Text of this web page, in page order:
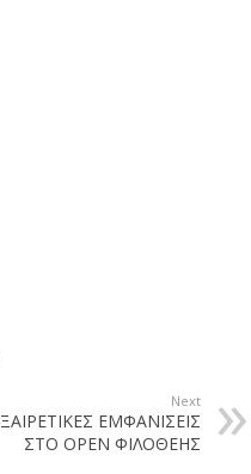
Next
ΕΜΦΑΝΙΣΕΙΣ
ΣΤΟ OPEN ΦΙΛΟΘΕΗΣ